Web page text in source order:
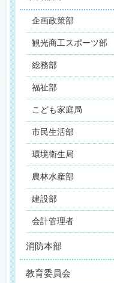
企画政策部
観光商工スポーツ部
総務部
福祉部
こども家庭局
市民生活部
環境衛生局
農林水産部
建設部
会計管理者
消防本部
教育委員会